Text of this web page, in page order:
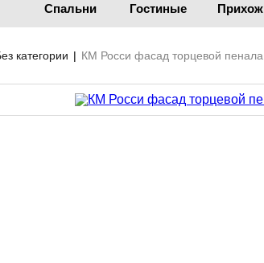
Спальни Гостиные
категории | КМ Росси фасад торцевой